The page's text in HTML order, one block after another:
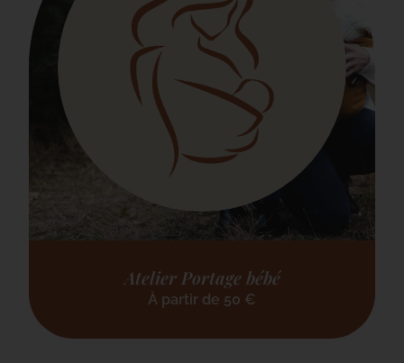
Atelier Portage bébé
À partir de 50 €